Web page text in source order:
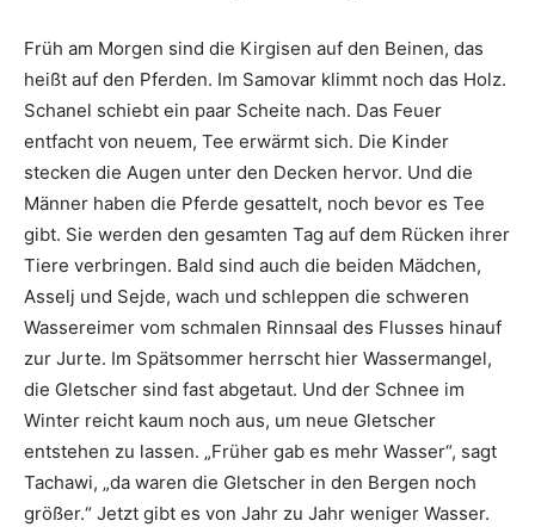
Früh am Morgen sind die Kirgisen auf den Beinen, das
heißt auf den Pferden. Im Samovar klimmt noch das Holz.
Schanel schiebt ein paar Scheite nach. Das Feuer
entfacht von neuem, Tee erwärmt sich. Die Kinder
stecken die Augen unter den Decken hervor. Und die
Männer haben die Pferde gesattelt, noch bevor es Tee
gibt. Sie werden den gesamten Tag auf dem Rücken ihrer
Tiere verbringen. Bald sind auch die beiden Mädchen,
Asselj und Sejde, wach und schleppen die schweren
Wassereimer vom schmalen Rinnsaal des Flusses hinauf
zur Jurte. Im Spätsommer herrscht hier Wassermangel,
die Gletscher sind fast abgetaut. Und der Schnee im
Winter reicht kaum noch aus, um neue Gletscher
entstehen zu lassen. „Früher gab es mehr Wasser“, sagt
Tachawi, „da waren die Gletscher in den Bergen noch
größer.“ Jetzt gibt es von Jahr zu Jahr weniger Wasser.